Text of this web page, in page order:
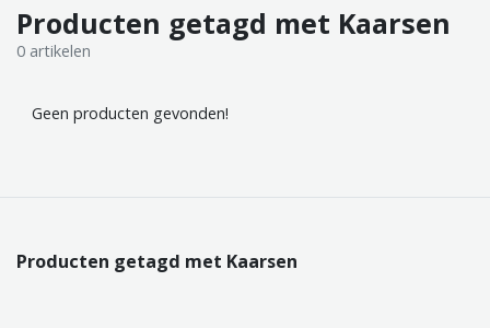
Producten getagd met Kaarsen
0 artikelen
Geen producten gevonden!
Producten getagd met Kaarsen